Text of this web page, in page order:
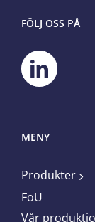
FÖLJ OSS PÅ
MENY
Produkter
FoU
Vår